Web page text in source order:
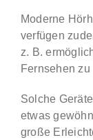
Moderne
verfügen
z. B.
Fernsehen zu
Solche
etwas
große